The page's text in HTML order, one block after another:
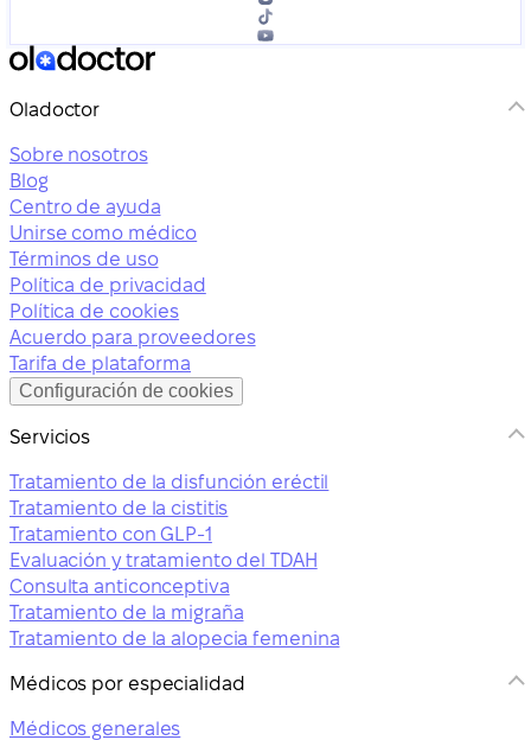
Oladoctor
Sobre nosotros
Blog
Centro de ayuda
Unirse como médico
Términos de uso
Política de privacidad
Política de cookies
Acuerdo para proveedores
Tarifa de plataforma
Configuración de cookies
Servicios
Tratamiento de la disfunción eréctil
Tratamiento de la cistitis
Tratamiento con GLP-1
Evaluación y tratamiento del TDAH
Consulta anticonceptiva
Tratamiento de la migraña
Tratamiento de la alopecia femenina
Médicos por especialidad
Médicos generales